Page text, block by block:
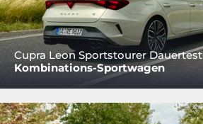
Cupra Leon Sportstourer Dauertest
Kombinations-Sportwagen